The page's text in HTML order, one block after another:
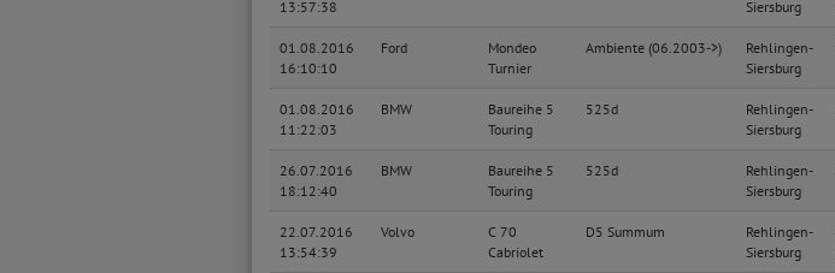
13:57:38
Siersburg
01.08.2016
16:10:10
Ford
Mondeo
Turnier
Ambiente (06.2003->)
Rehlingen-
Siersburg
01.08.2016
11:22:03
BMW
Baureihe 5
Touring
525d
Rehlingen-
Siersburg
26.07.2016
18:12:40
BMW
Baureihe 5
Touring
525d
Rehlingen-
Siersburg
22.07.2016
13:54:39
Volvo
C 70
Cabriolet
D5 Summum
Rehlingen-
Siersburg